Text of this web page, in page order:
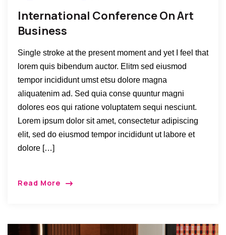
International Conference On Art
Business
Single stroke at the present moment and yet I feel that
lorem quis bibendum auctor. Elitm sed eiusmod
tempor incididunt umst etsu dolore magna
aliquatenim ad. Sed quia conse quuntur magni
dolores eos qui ratione voluptatem sequi nesciunt.
Lorem ipsum dolor sit amet, consectetur adipiscing
elit, sed do eiusmod tempor incididunt ut labore et
dolore […]
Read More